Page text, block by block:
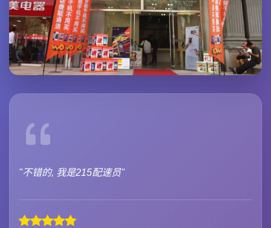
"不错的, 我是215配速员"